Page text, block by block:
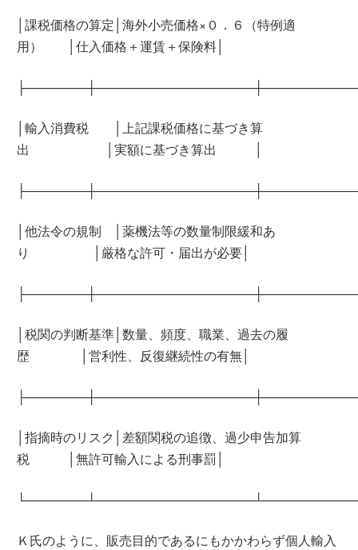
│課税価格の算定│海外小売価格×０．６（特例適
用） │仕入価格＋運賃＋保険料│
│輸入消費税 │上記課税価格に基づき算
出 │実額に基づき算出 │
│他法令の規制 │薬機法等の数量制限緩和あ
り │厳格な許可・届出が必要│
│税関の判断基準│数量、頻度、職業、過去の履
歴 │営利性、反復継続性の有無│
│指摘時のリスク│差額関税の追徴、過少申告加算
税 │無許可輸入による刑事罰│
Ｋ氏のように、販売目的であるにもかかわらず個人輸入